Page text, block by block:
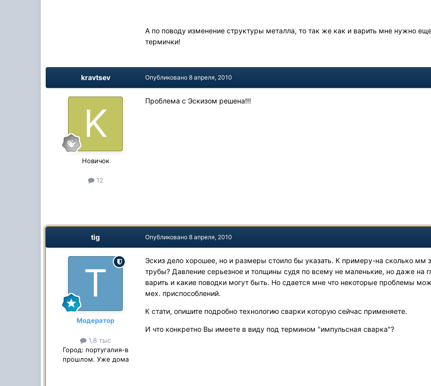
А по поводу изменение структуры металла, то так же как и варить мне нужно
термички!
kravtsev
Новичок
12
Опубликовано8 апреля, 2010
Проблема с Эскизом решена!!!
tig
Модератор
1,8 тыс
Город: португалия-в
прошлом. Уже дома
Опубликовано8 апреля, 2010
Эскиз дело хорошее, но и размеры стоило бы указать. К примеру-на сколько мм
трубы? Давление серьезное и толщины судя по всему не маленькие, но даже на
варить и какие поводки могут быть. Но сдается мне что некоторые проблемы
мех. приспособлений.
К стати, опишите подробно технологию сварки которую сейчас применяете.
И что конкретно Вы имеете в виду под термином "импульсная сварка"?